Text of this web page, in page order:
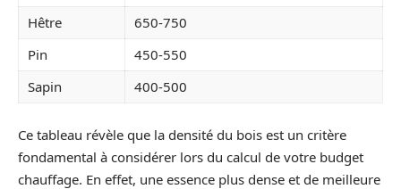
Hêtre
650-750
Pin
450-550
Sapin
400-500
Ce tableau révèle que la densité du bois est un critère
fondamental à considérer lors du calcul de votre budget
chauffage. En effet, une essence plus dense et de meilleure